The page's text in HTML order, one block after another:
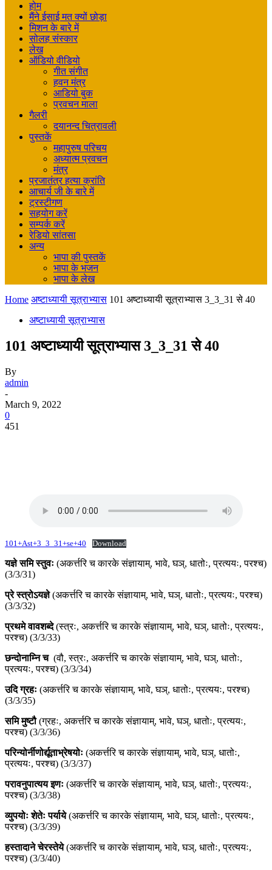
होम
मैंने ईसाई मत क्यों छोड़ा
मिशन के बारे में
सोलह संस्कार
लेख
ऑडियो वीडियो
गीत संगीत
हवन मंत्र
आडियो बुक
प्रवचन माला
गैलरी
दयानन्द चित्रावली
पुस्तकें
महापुरुष परिचय
अध्यात्म प्रवचन
मंत्र
प्रजातंत्र हत्या क्रांति
आचार्य जी के बारे में
ट्रस्टीगण
सहयोग करें
सम्पर्क करें
रेडियो सांतसा
अन्य
भापा की पुस्तकें
भापा के भजन
भापा के लेख
Home अष्टाध्यायी सूत्राभ्यास 101 अष्टाध्यायी सूत्राभ्यास 3_3_31 से 40
अष्टाध्यायी सूत्राभ्यास
101 अष्टाध्यायी सूत्राभ्यास 3_3_31 से 40
By
admin
-
March 9, 2022
0
451
101+Ast+3_3_31+se+40 Download
यज्ञे समि स्तुवः (अकर्त्तरि च कारके संज्ञायाम्, भावे, घञ्, धातोः, प्रत्ययः, परश्च)
(3/3/31)
प्रे स्त्रोऽयज्ञे(अकर्त्तरि च कारके संज्ञायाम्, भावे, घञ्, धातोः, प्रत्ययः, परश्च)
(3/3/32)
प्रथमे वावशब्दे(स्त्रः, अकर्त्तरि च कारके संज्ञायाम्, भावे, घञ्, धातोः, प्रत्ययः,
परश्च) (3/3/33)
छन्दोनाम्नि च (वौ, स्त्रः, अकर्त्तरि च कारके संज्ञायाम्, भावे, घञ्, धातोः,
प्रत्ययः, परश्च) (3/3/34)
उदि ग्रहः (अकर्त्तरि च कारके संज्ञायाम्, भावे, घञ्, धातोः, प्रत्ययः, परश्च)
(3/3/35)
समि मुष्टौ(ग्रहः, अकर्त्तरि च कारके संज्ञायाम्, भावे, घञ्, धातोः, प्रत्ययः,
परश्च) (3/3/36)
परिन्योर्नीणोर्द्यूताभ्रेषयोः (अकर्त्तरि च कारके संज्ञायाम्, भावे, घञ्, धातोः,
प्रत्ययः, परश्च) (3/3/37)
परावनुपात्यय इणः (अकर्त्तरि च कारके संज्ञायाम्, भावे, घञ्, धातोः, प्रत्ययः,
परश्च) (3/3/38)
व्युपयोः शेतेः पर्याये(अकर्त्तरि च कारके संज्ञायाम्, भावे, घञ्, धातोः, प्रत्ययः,
परश्च) (3/3/39)
हस्तादाने चेरस्तेये(अकर्त्तरि च कारके संज्ञायाम्, भावे, घञ्, धातोः, प्रत्ययः,
परश्च) (3/3/40)